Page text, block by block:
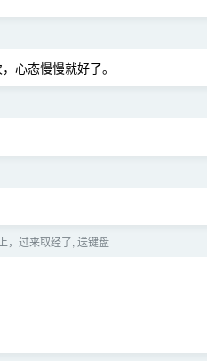
心态慢慢就好了。
，过来取经了, 送键盘